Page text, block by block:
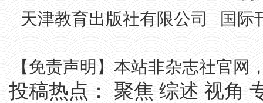
天津教育出版社有限公司 国际
【免责声明】本站非杂志社官
投稿热点：聚焦 综述 视角